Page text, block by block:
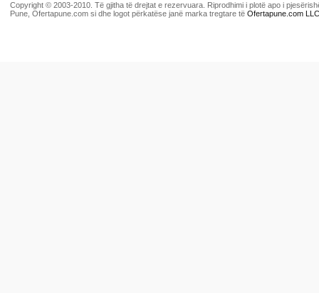
Copyright © 2003-2010. Të gjitha të drejtat e rezervuara. Riprodhimi i plotë apo i
Pune, Ofertapune.com si dhe logot përkatëse janë marka tregtare të Ofertapune.com LLC